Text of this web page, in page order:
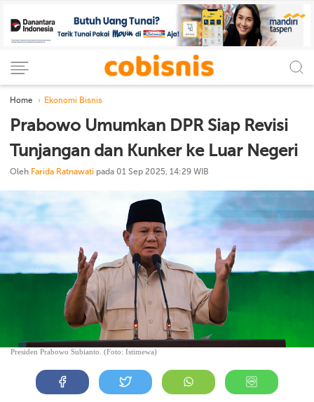
Home Ekonomi Bisnis
Prabowo Umumkan DPR Siap Revisi
Tunjangan dan Kunker ke Luar Negeri
Oleh Farida Ratnawati pada 01 Sep 2025, 14:29 WIB
Presiden Prabowo Subianto. (Foto: Istimewa)